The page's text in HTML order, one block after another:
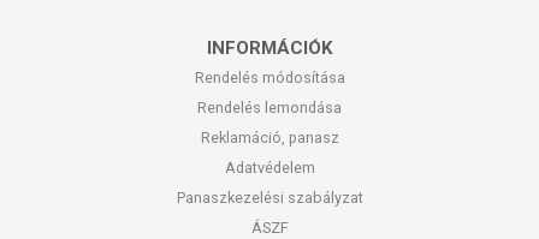
INFORMÁCIÓK
Rendelés módosítása
Rendelés lemondása
Reklamáció, panasz
Adatvédelem
Panaszkezelési szabályzat
ÁSZF